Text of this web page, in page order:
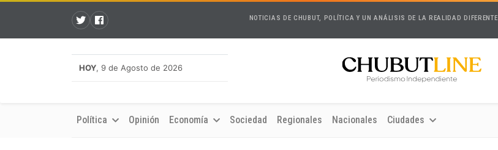
NOTICIAS DE CHUBUT, POLÍTICA Y UN ANÁLISIS DE LA REALIDAD DIFERENTE
HOY, 9 de Agosto de 2026
Política Opinión Economía Sociedad Regionales Nacionales Ciudades